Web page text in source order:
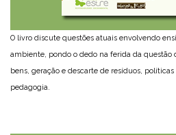
O livro discute questões atuais envolvendo
ambiente, pondo o dedo na ferida da questão
bens, geração e descarte de resíduos,
pedagogia.